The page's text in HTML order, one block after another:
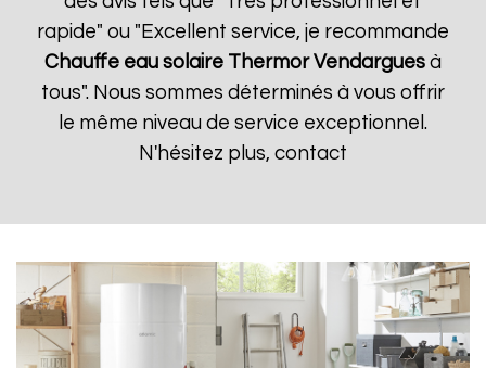
rapide" ou "Excellent service, je recommande
Chauffe eau solaire Thermor Vendarguesà
tous". Nous sommes déterminés à vous offrir
le même niveau de service exceptionnel.
N'hésitez plus, contact